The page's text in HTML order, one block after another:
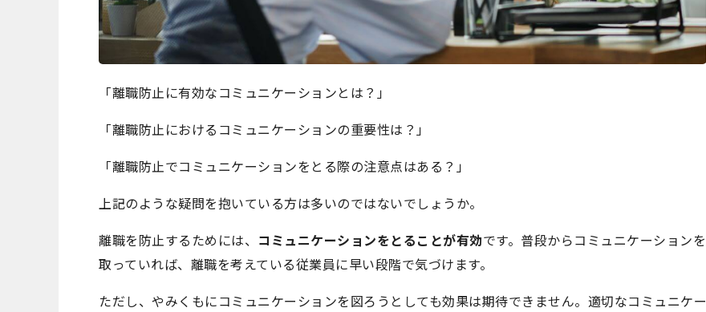
「離職防止に有効なコミュニケーションとは？」
「離職防止におけるコミュニケーションの重要性は？」
「離職防止でコミュニケーションをとる際の注意点はある？」
上記のような疑問を抱いている方は多いのではないでしょうか。
離職を防止するためには、 コミュニケーションをとることが有効です。普段からコミュニケーションを
取っていれば、離職を考えている従業員に早い段階で気づけます。
ただし、やみくもにコミュニケーションを図ろうとしても効果は期待できません。適切なコミュニケー